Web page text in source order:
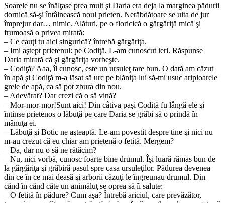
Soarele nu se înălţase prea mult şi Daria era deja la marginea pădurii
dornică să-şi întâlnească noul prieten. Nerăbdătoare se uita de jur
împrejur dar… nimic. Alături, pe o floricică o gărgăriţă mică şi
frumoasă o privea mirată:
– Ce cauţi tu aici singurică? întrebă gărgăriţa.
– Imi aştept prietenul: pe Codiţă. L-am cunoscut ieri. Răspunse
Daria mirată că şi gărgăriţa vorbeşte.
– Codiţă? Aaa, îl cunosc, este un ursuleţ tare bun. O dată am căzut
în apă şi Codiţă m-a lăsat să urc pe blăniţa lui să-mi usuc aripioarele
grele de apă, ca să pot zbura din nou.
– Adevărat? Dar crezi că o să vină?
– Mor-mor-mor!Sunt aici! Din câţiva paşi Codiţă fu lângă ele şi
întinse prietenos o lăbuţă pe care Daria se grăbi să o prindă în
mânuţa ei.
– Lăbuţă şi Botic ne aşteaptă. Le-am povestit despre tine şi nici nu
m-au crezut că eu chiar am prietenă o fetiţă. Mergem?
– Da, dar nu o să ne rătăcim?
– Nu, nici vorbă, cunosc foarte bine drumul. Îşi luară rămas bun de
la gărgăriţa şi grăbiră pasul spre casa ursuleţilor. Pădurea devenea
din ce în ce mai deasă şi arborii căzuţi le îngreunau drumul. Din
când în când câte un animăluţ se oprea să îi salute:
– O fetiţă în pădure? Cum aşa? Întrebă ariciul, care prevăzător,